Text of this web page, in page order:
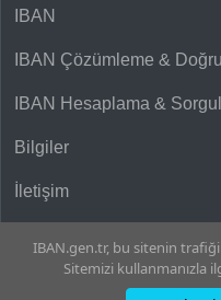
IBAN
IBAN Çözümleme &
IBAN Hesaplama &
Bilgiler
İletişim
IBAN.gen.tr, bu sitenin
Sitemizi kullanmanızla